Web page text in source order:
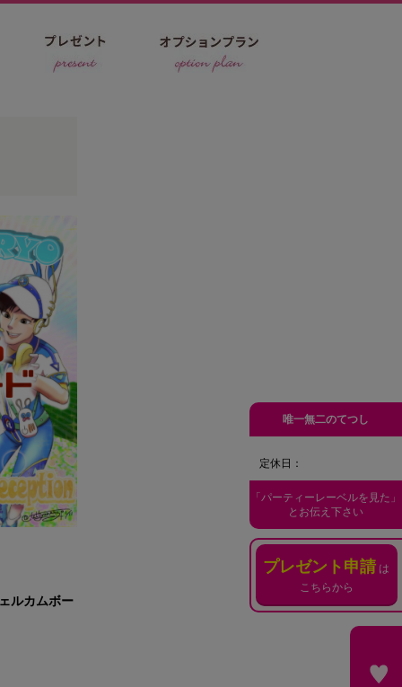
ルカムボー
唯一無二のてつし
定休日：
「パーティーレーベルを見た」
とお伝え下さい
プレゼント申請 は
こちらから